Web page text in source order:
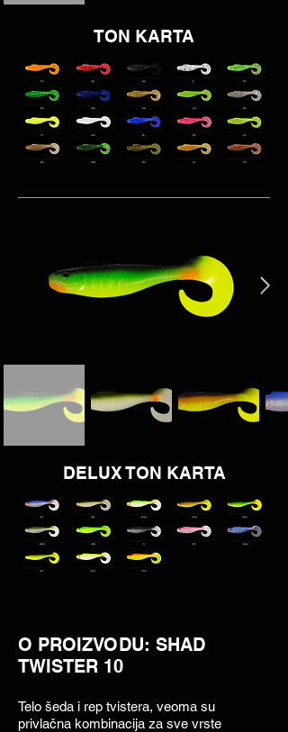
TON KARTA
DELUX TON KARTA
O PROIZVODU: SHAD
TWISTER 10
Telo šeda i rep tvistera, veoma su
privlačna kombinacija za sve vrste